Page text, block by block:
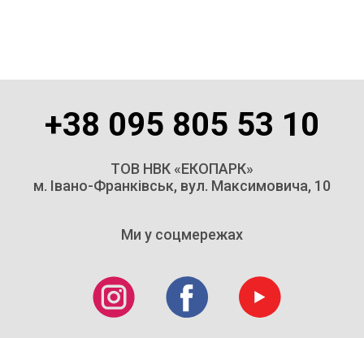
+38 095 805 53 10
ТОВ НВК «ЕКОПАРК»
м. Івано-Франківськ, вул. Максимовича, 10
Ми у соцмережах